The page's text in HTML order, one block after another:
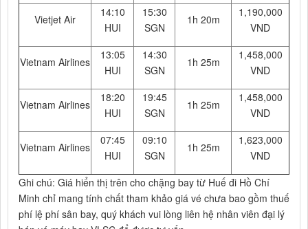
Vietjet Air
14:10
HUI
15:30
SGN
1h 20m
1,190,000
VND
Vietnam Airlines
13:05
HUI
14:30
SGN
1h 25m
1,458,000
VND
Vietnam Airlines
18:20
HUI
19:45
SGN
1h 25m
1,458,000
VND
Vietnam Airlines
07:45
HUI
09:10
SGN
1h 25m
1,623,000
VND
Ghi chú: Giá hiển thị trên cho chặng bay từ Huế đi Hồ Chí
Minh chỉ mang tính chất tham khảo giá vé chưa bao gồm thuế
phí lệ phí sân bay, quý khách vui lòng liên hệ nhân viên đại lý